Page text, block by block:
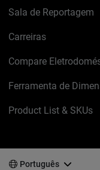
Sala de Reportagem
Carreiras
Compare
Ferramenta de
Product List & SKUs
Português